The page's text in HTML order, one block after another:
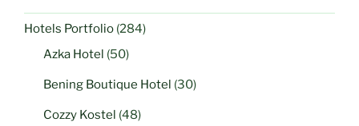
Hotels Portfolio (284)
Azka Hotel (50)
Bening Boutique Hotel (30)
Cozzy Kostel (48)